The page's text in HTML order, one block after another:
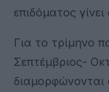
επιδόματος
Για το τρίμηνο
Σεπτέμβριος-